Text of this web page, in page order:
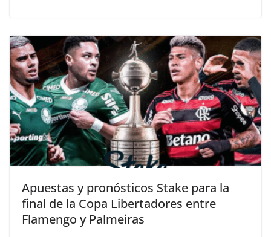
Apuestas y pronósticos Stake para la
final de la Copa Libertadores entre
Flamengo y Palmeiras